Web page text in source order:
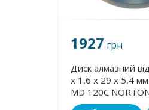
1927 грн
Диск алмазний
х 1,6 х 29 х 5,4
MD 120C
70184625093